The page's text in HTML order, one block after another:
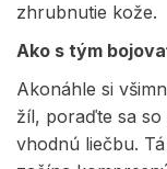
zhrubnutie kože.
Ako s tým
Akonáhle si
žíl, poraďte sa
vhodnú liečbu.